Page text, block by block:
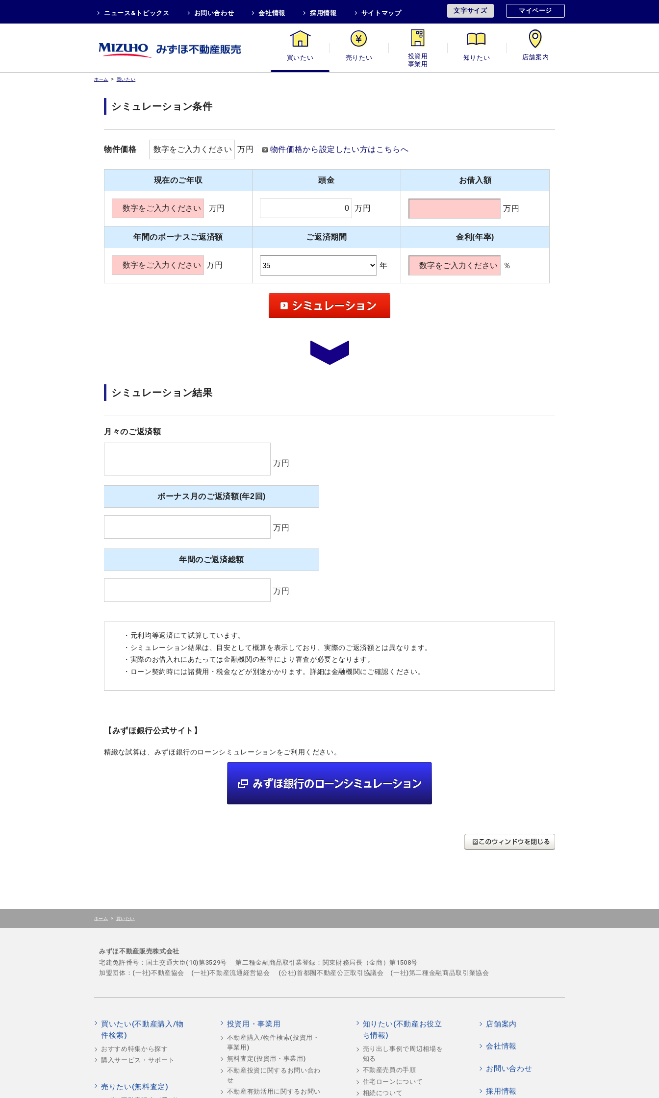
ニュース&トピックス お問い合わせ 会社情報 採用情報 サイトマップ 文字サイズ マイページ
買いたい 売りたい 投資用・事業用 知りたい 店舗案内
ホーム > 買いたい
シミュレーション条件
物件価格 万円 物件価格から設定したい方はこちらへ
現在のご年収
万円
頭金
万円
お借入額
万円
年間のボーナスご返済額
万円
ご返済期間
年
金利(年率)
％
シミュレーション結果
月々のご返済額
万円
ボーナス月のご返済額(年2回)
万円
年間のご返済総額
万円
・元利均等返済にて試算しています。
・シミュレーション結果は、目安として概算を表示しており、実際のご返済額とは異なります。
・実際のお借入れにあたっては金融機関の基準により審査が必要となります。
・ローン契約時には諸費用・税金などが別途かかります。詳細は金融機関にご確認ください。
【みずほ銀行公式サイト】
精緻な試算は、みずほ銀行のローンシミュレーションをご利用ください。
ホーム > 買いたい
みずほ不動産販売株式会社
宅建免許番号：国土交通大臣(10)第3529号
第二種金融商品取引業登録：関東財務局長（金商）第1508号
加盟団体：(一社)不動産協会 (一社)不動産流通経営協会
(公社)首都圏不動産公正取引協議会 (一社)第二種金融商品取引業協会
買いたい(不動産購入/物
件検索)
おすすめ特集から探す
購入サービス・サポート
売りたい(無料査定)
投資用・事業用
不動産購入/物件検索(投資用・
事業用)
無料査定(投資用・事業用)
不動産投資に関するお問い合わ
せ
不動産有効活用に関するお問い
知りたい(不動産お役立
ち情報)
売り出し事例で周辺相場を
知る
不動産売買の手順
住宅ローンについて
相続について
店舗案内
会社情報
お問い合わせ
採用情報